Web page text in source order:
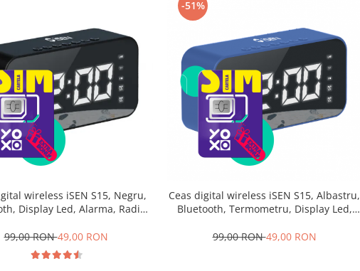
wireless iSEN S15, Negru,
Display Led, Alarma, Radio
1200mAh
99,00 RON49,00 RON
-51%
Ceas digital wireless iSEN S15, Albastru,
Bluetooth, Termometru, Display Led,
TF Card, 1200mAh
99,00 RON49,00 RON